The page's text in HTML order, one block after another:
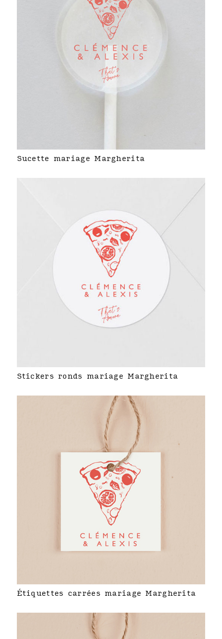
Sucette mariage Margherita
Stickers ronds mariage Margherita
Étiquettes carrées mariage Margherita